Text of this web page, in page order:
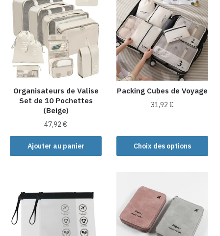
variations.
Les
options
peuvent
être
choisies
sur
la
page
du
produit
variations.
Les
options
peuvent
être
choisies
sur
la
page
Organisateurs de Valise
Set de 10 Pochettes
(Beige)
47,92€
Ajouter au panier
Packing Cubes de Voyage
31,92€
Choix des options
produit
a
plusieurs
options
peuvent
être
choisies